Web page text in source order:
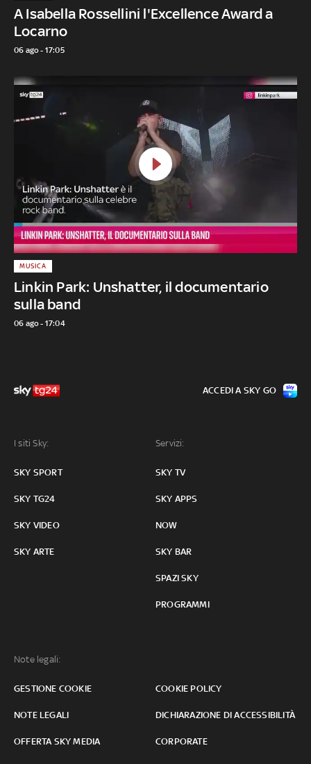
A Isabella Rossellini l'Excellence Award a
Locarno
06 ago - 17:05
Linkin Park: Unshatter, il documentario
sulla band
MUSICA
06 ago - 17:04
I siti Sky:
SKY SPORT
SKY TG24
SKY VIDEO
SKY ARTE
Servizi:
SKY TV
SKY APPS
NOW
SKY BAR
SPAZI SKY
PROGRAMMI
Note legali:
GESTIONE COOKIE COOKIE POLICY
NOTE LEGALI DICHIARAZIONE DI ACCESSIBILITÀ
OFFERTA SKY MEDIA CORPORATE
ACCEDI A SKY GO